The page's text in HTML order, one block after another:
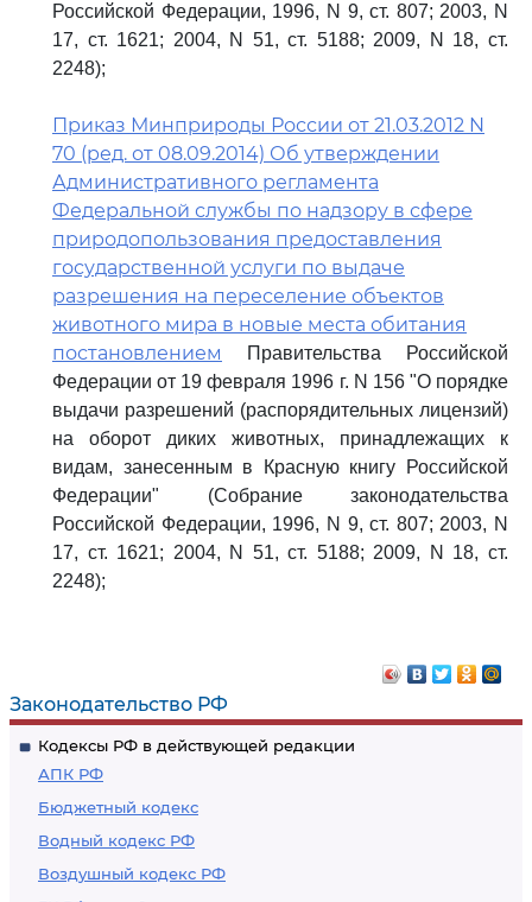
Законодательство РФ
Кодексы РФ в действующей редакции
АПК РФ
Бюджетный кодекс
Водный кодекс РФ
Воздушный кодекс РФ
Российской Федерации, 1996, N 9, ст. 807; 2003, N
17, ст. 1621; 2004, N 51, ст. 5188; 2009, N 18, ст.
2248);
Приказ Минприроды России от 21.03.2012 N
70 (ред. от 08.09.2014) Об утверждении
Административного регламента
Федеральной службы по надзору в сфере
природопользования предоставления
государственной услуги по выдаче
разрешения на переселение объектов
животного мира в новые места обитания
постановлением
Правительства Российской
Федерации от 19 февраля 1996 г. N 156 "О порядке
выдачи разрешений (распорядительных лицензий)
на оборот диких животных, принадлежащих к
видам, занесенным в Красную книгу Российской
Федерации" (Собрание законодательства
Российской Федерации, 1996, N 9, ст. 807; 2003, N
17, ст. 1621; 2004, N 51, ст. 5188; 2009, N 18, ст.
2248);